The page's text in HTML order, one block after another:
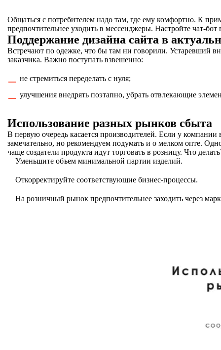
Общаться с потребителем надо там, где ему комфортно. К
предпочтительнее уходить в мессенджеры. Настройте чат-бот
Поддержание дизайна сайта в
Встречают по одежке, что бы там ни говорили. Устаревший
заказчика. Важно поступать взвешенно:
не стремиться переделать с нуля;
улучшения внедрять поэтапно, убрать отвлекающие
Использование разных рынков сбыта
В первую очередь касается производителей. Если у
замечательно, но рекомендуем подумать и о мелком опте.
чаще создатели продукта идут торговать в розницу. Что
Уменьшите объем минимальной партии изделий.
Откорректируйте соответствующие бизнес-процессы.
На розничный рынок предпочтительнее заходить через